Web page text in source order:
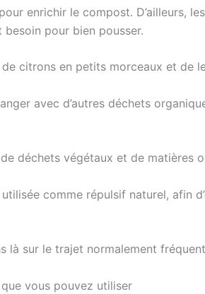
enrichir le compost. D’ailleurs,
pour bien pousser.
citrons en petits morceaux et de
avec d’autres déchets
déchets végétaux et de matières
comme répulsif naturel, afin
là sur le trajet normalement
vous pouvez utiliser